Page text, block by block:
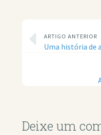
ARTIGO ANTERIOR
Uma história de
Deixe um